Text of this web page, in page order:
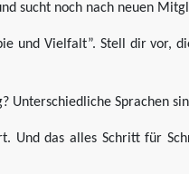
sucht noch nach neuen
und Vielfalt”. Stell dir vor,
Unterschiedliche Sprachen
Und das alles Schritt für